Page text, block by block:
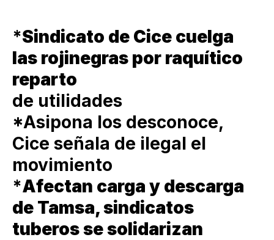
*Sindicato de Cice cuelga
las rojinegras por raquítico
reparto
de utilidades
*Asipona los desconoce,
Cice señala de ilegal el
movimiento
*Afectan carga y descarga
de Tamsa, sindicatos
tuberos se solidarizan